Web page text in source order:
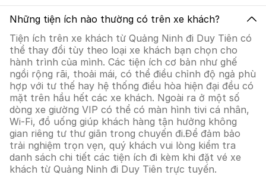
Những tiện ích nào thường có trên xe khách?
Tiện ích trên xe khách từ Quảng Ninh đi Duy Tiên có
thể thay đổi tùy theo loại xe khách bạn chọn cho
hành trình của mình. Các tiện ích cơ bản như ghế
ngồi rộng rãi, thoải mái, có thể điều chỉnh độ ngả phù
hợp với tư thế hay hệ thống điều hòa hiện đại đều có
mặt trên hầu hết các xe khách. Ngoài ra ở một số
dòng xe giường VIP có thể có màn hình tivi cá nhân,
Wi-Fi, đồ uống giúp khách hàng tận hưởng không
gian riêng tư thư giãn trong chuyến đi.Để đảm bảo
trải nghiệm trọn vẹn, quý khách vui lòng kiểm tra
danh sách chi tiết các tiện ích đi kèm khi đặt vé xe
khách từ Quảng Ninh đi Duy Tiên trực tuyến.